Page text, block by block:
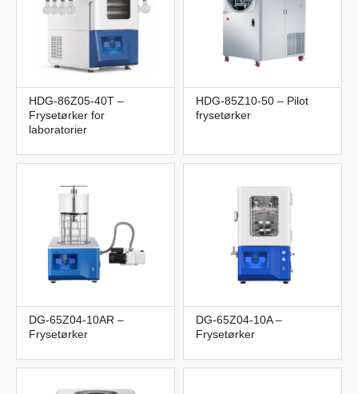
HDG-86Z05-40T –
Frysetørker for
laboratorier
HDG-85Z10-50 – Pilot
frysetørker
DG-65Z04-10AR –
Frysetørker
DG-65Z04-10A –
Frysetørker